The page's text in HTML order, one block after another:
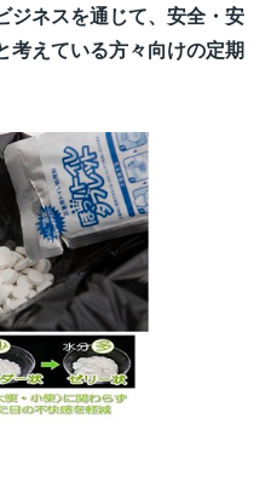
ジネスを通じて、安全・安
考えている方々向けの定期